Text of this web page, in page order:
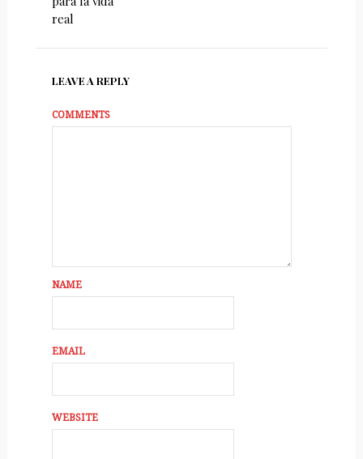
real
LEAVE A REPLY
COMMENTS
NAME
EMAIL
WEBSITE